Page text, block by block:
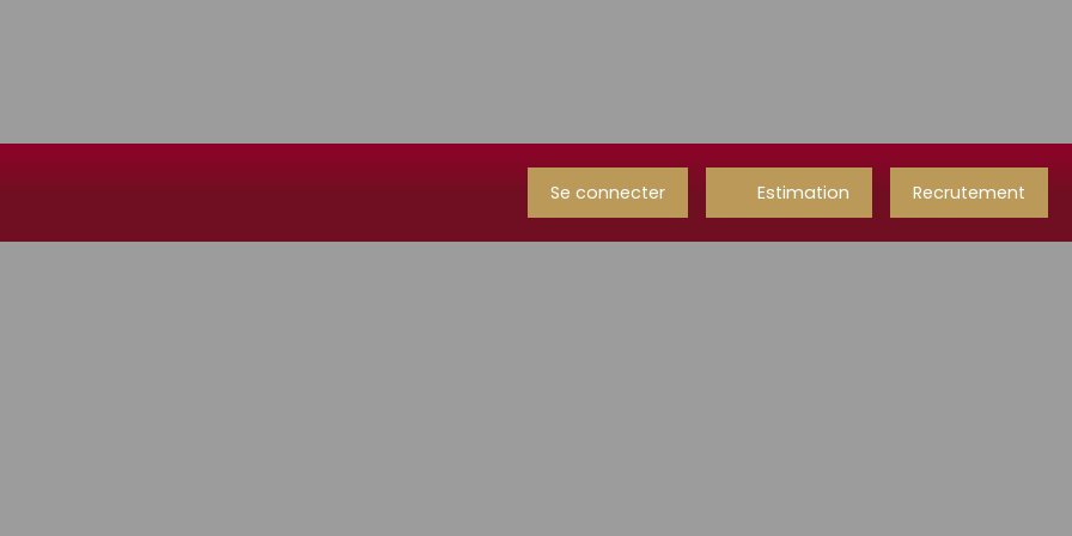
Se connecter Estimation Recrutement